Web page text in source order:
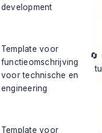
development
Template voor
functieomschrijving
voor technische en
engineering
🔄
Template voor